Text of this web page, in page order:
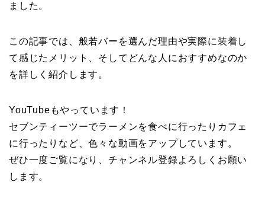
ました。
この記事では、般若バーを選んだ理由や実際に装着し
て感じたメリット、そしてどんな人におすすめなのか
を詳しく紹介します。
YouTubeもやっています！
セブンティーツーでラーメンを食べに行ったりカフェ
に行ったりなど、色々な動画をアップしています。
ぜひ一度ご覧になり、チャンネル登録よろしくお願い
します。